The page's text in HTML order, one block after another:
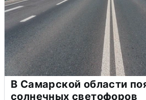
В Самарской области
солнечных светофоров